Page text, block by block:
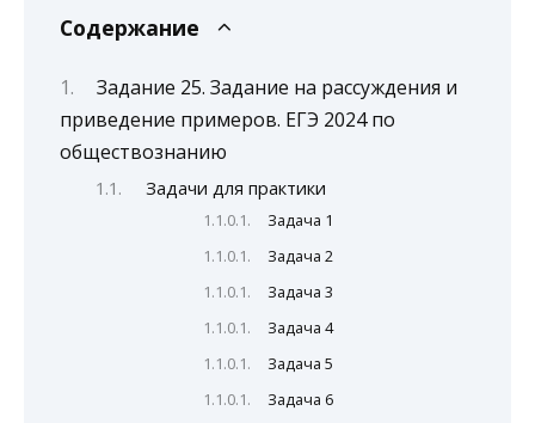
Содержание
Задание 25. Задание на рассуждения и
приведение примеров. ЕГЭ 2024 по
обществознанию
Задачи для практики
Задача 1
Задача 2
Задача 3
Задача 4
Задача 5
Задача 6